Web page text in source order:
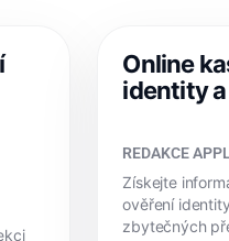
Online
identity
REDAKCE
Získejte
ověření
zbytečných